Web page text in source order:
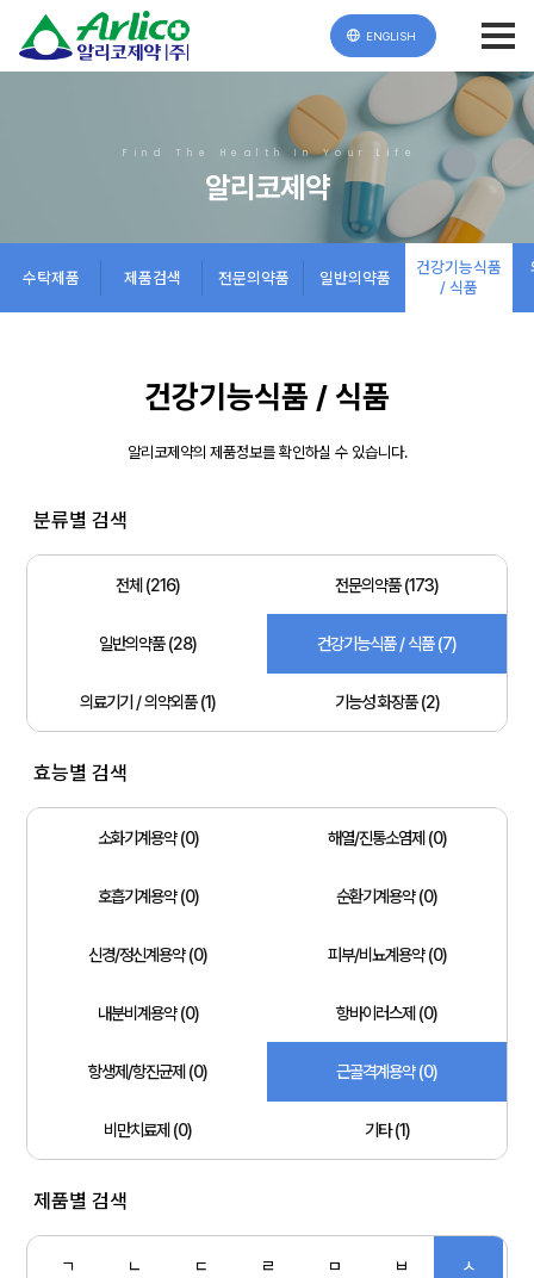
ENGLISH
Find The Health In Your Life
알리코제약
수탁제품 제품검색 전문의약품 일반의약품
건강기능식품
/ 식품
건강기능식품 / 식품
알리코제약의 제품정보를 확인하실 수 있습니다.
분류별 검색
전체 (216) 전문의약품 (173)
일반의약품 (28) 건강기능식품 / 식품 (7)
의료기기 / 의약외품 (1) 기능성 화장품 (2)
효능별 검색
소화기계용약 (0) 해열/진통소염제 (0)
호흡기계용약 (0) 순환기계용약 (0)
신경/정신계용약 (0) 피부/비뇨계용약 (0)
내분비계용약 (0) 항바이러스제 (0)
항생제/항진균제 (0) 근골격계용약 (0)
비만치료제 (0) 기타 (1)
제품별 검색
ㄱ ㄴ ㄷ ㄹ ㅁ ㅂ ㅅ